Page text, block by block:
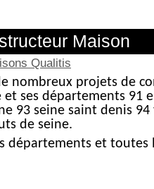
Maison
Qualitis
nombreux projets de
et ses départements 91
93 seine saint denis
de seine.
départements et toutes